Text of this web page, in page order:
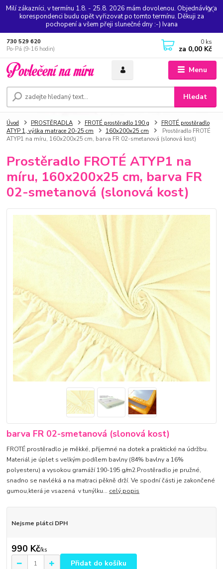
Milí zákazníci, v termínu 1.8. - 25.8. 2026 mám dovolenou. Objednávky a
korespondenci budu opět vyřizovat po tomto termínu. Děkuji za
pochopení a všem přeji slunečné dny :-) Ivana
Menu
Hledat
730 529 620
Po-Pá (9-16 hodin)
0 ks
za 0,00 Kč
Úvod PROSTĚRADLA FROTÉ prostěradlo 190 g
FROTÉ prostěradlo
ATYP 1, výška matrace 20-25 cm
160x200x25 cm
Prostěradlo FROTÉ
ATYP1 na míru, 160x200x25 cm, barva FR 02-smetanová (slonová kost)
Prostěradlo FROTÉ ATYP1 na
míru, 160x200x25 cm, barva FR
02-smetanová (slonová kost)
barva FR 02-smetanová (slonová kost)
FROTÉ prostěradlo je měkké, příjemné na dotek a praktické na údržbu.
Materiál je úplet s velkým podílem bavlny (84% bavlny a 16%
polyesteru) a vysokou gramáží 190-195 g/m2.Prostěradlo je pružné,
snadno se navléká a na matraci pěkně drží. Ve spodní části je zakončené
gumou,která je vsazená v tunýlku... celý popis
Nejsme plátci DPH
990 Kč/ks
Přidat do košíku